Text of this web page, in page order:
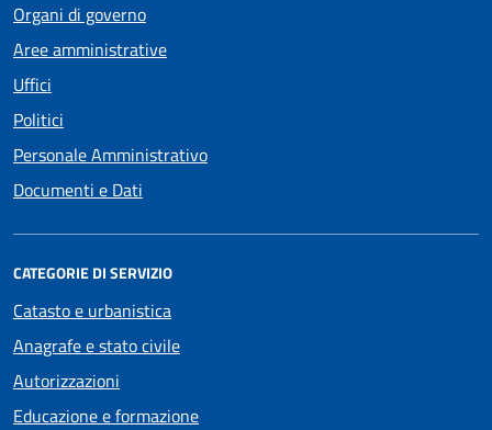
Organi di governo
Aree amministrative
Uffici
Politici
Personale Amministrativo
Documenti e Dati
CATEGORIE DI SERVIZIO
Catasto e urbanistica
Anagrafe e stato civile
Autorizzazioni
Educazione e formazione